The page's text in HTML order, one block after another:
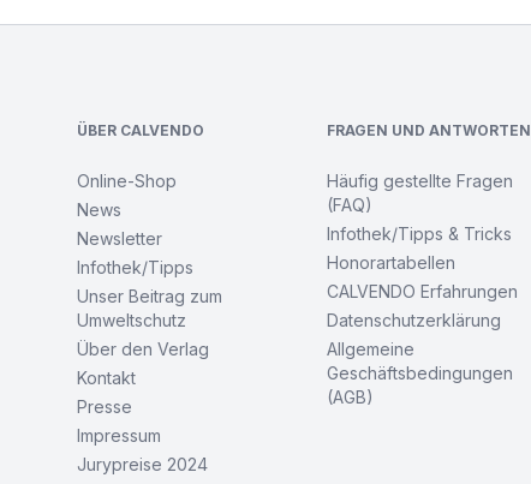
ÜBER CALVENDO
Online-Shop
News
Newsletter
Infothek/Tipps
Unser Beitrag zum
Umweltschutz
Über den Verlag
Kontakt
Presse
Impressum
Jurypreise 2024
FRAGEN UND ANTWORTEN
Häufig gestellte Fragen
(FAQ)
Infothek/Tipps & Tricks
Honorartabellen
CALVENDO Erfahrungen
Datenschutzerklärung
Allgemeine
Geschäftsbedingungen
(AGB)